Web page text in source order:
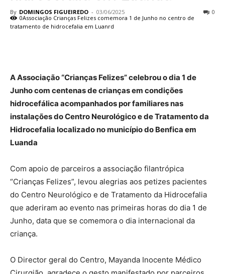
By DOMINGOS FIGUEIREDO - 03/06/2025 0
0Associação Crianças Felizes comemora 1 de Junho no centro de
tratamento de hidrocefalia em Luanrd
A Associação “Crianças Felizes” celebrou o dia 1 de
Junho com centenas de crianças em condições
hidrocefálica acompanhados por familiares nas
instalações do Centro Neurológico e de Tratamento da
Hidrocefalia localizado no município do Benfica em
Luanda
Com apoio de parceiros a associação filantrópica
“Crianças Felizes”, levou alegrias aos petizes pacientes
do Centro Neurológico e de Tratamento da Hidrocefalia
que aderiram ao evento nas primeiras horas do dia 1 de
Junho, data que se comemora o dia internacional da
criança.
O Director geral do Centro, Mayanda Inocente Médico